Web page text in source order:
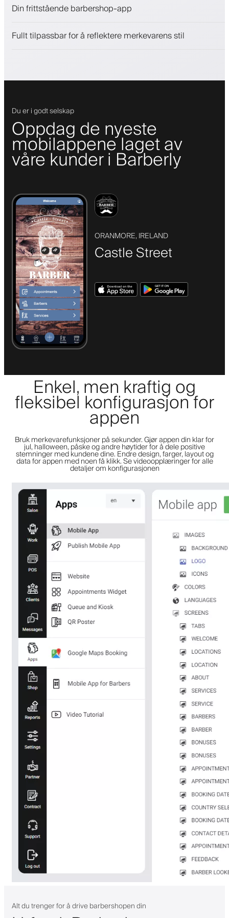
Engasjer kunder med et lojalitetsprogram
Din frittstående barbershop-app
Fullt tilpassbar for å reflektere merkevarens stil
Du er i godt selskap
Oppdag de nyeste
mobilappene laget av
våre kunder i Barberly
ORANMORE, IRELAND
Castle Street
Enkel, men kraftig og
fleksibel konfigurasjon for
appen
Bruk merkevarefunksjoner på sekunder. Gjør appen din klar for
jul, halloween, påske og andre høytider for å dele positive
stemninger med kundene dine. Endre design, farger, layout og
data for appen med noen få klikk. Se videoopplæringer for alle
detaljer om konfigurasjonen
Alt du trenger for å drive barbershopen din